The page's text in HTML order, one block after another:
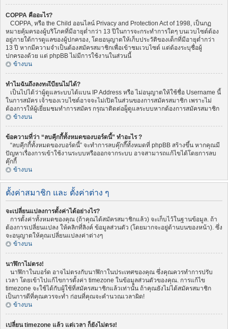
COPPA คืออะไร?
COPPA, หรือ the Child ออนไลน์ Privacy and Protection Act of 1998, เป็นกฏ
หมายคุ้มครองผู้บริโภคที่มีอายุต่ำกว่า 13 ปีในการจะกระทำการใดๆ บนเวบไซต์ต้อง
อยู่ภายใต้การดูแลของผู้ปกครอง, โดยอนุญาตให้เก็บประวัติของเด็กที่มีอายุต่ำกว่า
13 ปี หากมีความจำเป็นต้องสมัครสมาชิกเพื่อเข้าชมเวบไซต์ แต่ต้องระบุชื่อผู้
ปกครองด้วย แต่ phpBB ไม่มีการใช้งานในส่วนนี้
ข้างบน
ทำไมฉันถึงลงทะเีบียนไม่ได้?
เป็นไปได้ว่าผู้ดูแลระบบได้แบน IP Address หรือ ไม่อนุญาตให้ใช้ชื่อ Username นี้
ในการสมัคร เจ้าของเวบไซต์อาจจะไม่เปิดในส่วนของการสมัครสมาชิก เพราะไม่
ต้องการให้ผู้เยี่ยมชมทำการสมัคร กรุณาติดต่อผู็ดูแลระบบหากต้องการสมัครสมาชิก
ข้างบน
ข้อความที่ว่า “ลบคุีกกี้ทั้งหมดของบอร์ดนี้” ทำอะไร ?
“ลบคุีกกี้ทั้งหมดของบอร์ดนี้” จะทำการลบคุ๊กกี๊ทั้งหมดที่ phpBB สร้างขึ้น หากคุณมี
ปัญหาเรื่องการเข้าใช้งานระบบหรือออกจากระบบ อาจสามารถแก้ไขได้โดยการลบ
คุ๊กกี้
ข้างบน
ตั้งค่าสมาชิก และ ตั้งค่าต่าง ๆ
จะเปลี่ยนแปลงการตั้งค่าได้อย่างไร?
การตั้งค่าทั้งหมดของคุณ (ถ้าคุณได้สมัครสมาชิกแล้ว) จะเก็บไว้ในฐานข้อมูล. ถ้า
ต้องการเปลี่ยนแปลง ให้คลิกที่ลิงค์ ข้อมูลส่วนตัว (โดยมากจะอยู่ด้านบนของหน้า). ซึ่ง
จะอนุญาตให้คุณเปลี่ยนแปลงค่าต่างๆ
ข้างบน
นาฬิกาไม่ตรง!
นาฬิกาในบอร์ด อาจไม่ตรงกับนาฬิกาในประเทศของคุณ ซึ่งคุณควรทำการปรับ
เวลา โดยเข้าไปแก้ไขการตั้งค่า timezone ในข้อมูลส่วนตัวของคุณ. การแก้ไข
timezone จะใช้ได้กับผู้ใช้ที่สมัครสมาชิกแล้วเท่านั้น ถ้าคุณยังไม่ได้สมัครสมาชิก
เป็นการดีที่คุณควรจะทำ ก่อนที่คุณจะคำนวณเวลาผิด!
ข้างบน
เปลี่ยน timezone แล้ว แต่เวลา ก็ยังไม่ตรง!